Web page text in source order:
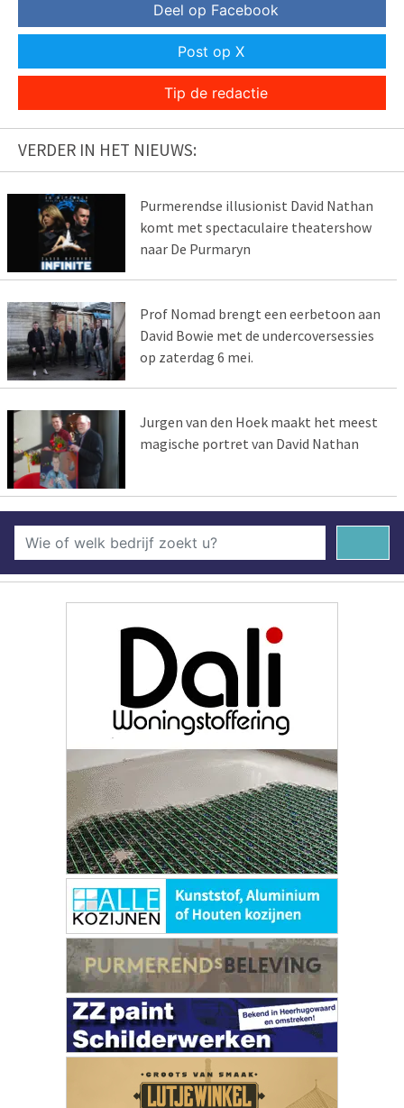
Deel op Facebook
Post op X
Tip de redactie
VERDER IN HET NIEUWS:
Purmerendse illusionist David Nathan
komt met spectaculaire theatershow
naar De Purmaryn
Prof Nomad brengt een eerbetoon aan
David Bowie met de undercoversessies
op zaterdag 6 mei.
Jurgen van den Hoek maakt het meest
magische portret van David Nathan